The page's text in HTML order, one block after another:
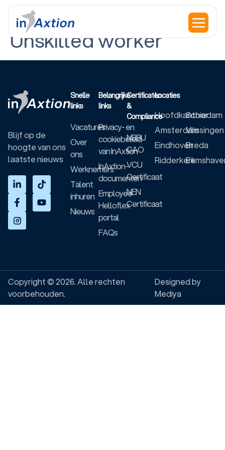
Education Level:
Unskilled worker
Blijf op de
hoogte van ons
laatste nieuws
Snelle
links
Vacatures
Over
ons
Werknemers
Talent
inhuren
Nieuws
Belangrijke
links
Privacy- en
cookiebeleid
van InAxtion
InAxtion-
documenten
Employee
Helloflex
portal
FAQs
Certificaten
&
Compliance
NBBU
CAO
VCU
Certificaat
NEN
Certificaat
Locaties
Hoofdkantoor
Amsterdam
Eindhoven
Ridderkerk
Schiedam
Vlissingen
Breda
Copyright © 2026. Alle rechten
voorbehouden.
Designed by
Mediya